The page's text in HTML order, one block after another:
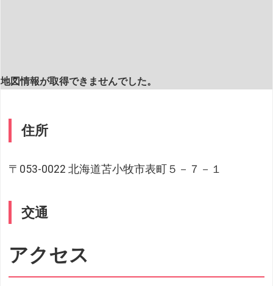
地図情報が取得できませんでした。
住所
〒053-0022 北海道苫小牧市表町５－７－１
交通
アクセス